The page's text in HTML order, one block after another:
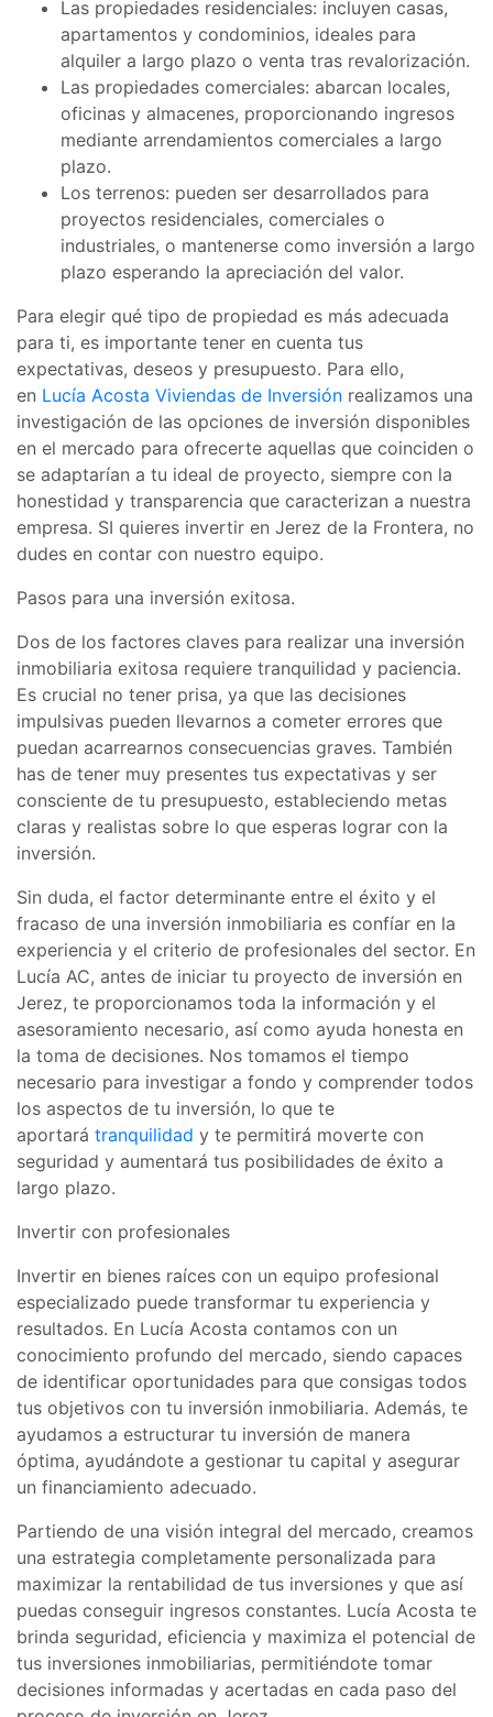
Las propiedades residenciales: incluyen casas,
apartamentos y condominios, ideales para
alquiler a largo plazo o venta tras revalorización.
Las propiedades comerciales: abarcan locales,
oficinas y almacenes, proporcionando ingresos
mediante arrendamientos comerciales a largo
plazo.
Los terrenos: pueden ser desarrollados para
proyectos residenciales, comerciales o
industriales, o mantenerse como inversión a largo
plazo esperando la apreciación del valor.
Para elegir qué tipo de propiedad es más adecuada
para ti, es importante tener en cuenta tus
expectativas, deseos y presupuesto. Para ello,
en Lucía Acosta Viviendas de Inversión realizamos una
investigación de las opciones de inversión disponibles
en el mercado para ofrecerte aquellas que coinciden o
se adaptarían a tu ideal de proyecto, siempre con la
honestidad y transparencia que caracterizan a nuestra
empresa. SI quieres invertir en Jerez de la Frontera, no
dudes en contar con nuestro equipo.
Pasos para una inversión exitosa.
Dos de los factores claves para realizar una inversión
inmobiliaria exitosa requiere tranquilidad y paciencia.
Es crucial no tener prisa, ya que las decisiones
impulsivas pueden llevarnos a cometer errores que
puedan acarrearnos consecuencias graves. También
has de tener muy presentes tus expectativas y ser
consciente de tu presupuesto, estableciendo metas
claras y realistas sobre lo que esperas lograr con la
inversión.
Sin duda, el factor determinante entre el éxito y el
fracaso de una inversión inmobiliaria es confíar en la
experiencia y el criterio de profesionales del sector. En
Lucía AC, antes de iniciar tu proyecto de inversión en
Jerez, te proporcionamos toda la información y el
asesoramiento necesario, así como ayuda honesta en
la toma de decisiones. Nos tomamos el tiempo
necesario para investigar a fondo y comprender todos
los aspectos de tu inversión, lo que te
aportará tranquilidad y te permitirá moverte con
seguridad y aumentará tus posibilidades de éxito a
largo plazo.
Invertir con profesionales
Invertir en bienes raíces con un equipo profesional
especializado puede transformar tu experiencia y
resultados. En Lucía Acosta contamos con un
conocimiento profundo del mercado, siendo capaces
de identificar oportunidades para que consigas todos
tus objetivos con tu inversión inmobiliaria. Además, te
ayudamos a estructurar tu inversión de manera
óptima, ayudándote a gestionar tu capital y asegurar
un financiamiento adecuado.
Partiendo de una visión integral del mercado, creamos
una estrategia completamente personalizada para
maximizar la rentabilidad de tus inversiones y que así
puedas conseguir ingresos constantes. Lucía Acosta te
brinda seguridad, eficiencia y maximiza el potencial de
tus inversiones inmobiliarias, permitiéndote tomar
decisiones informadas y acertadas en cada paso del